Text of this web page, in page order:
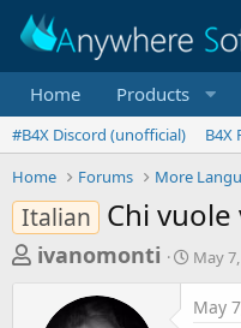
Home Products
#B4X Discord (unofficial) B4X
Home
Forums More
Italian Chi
T
ivanomonti
S
r
May
May